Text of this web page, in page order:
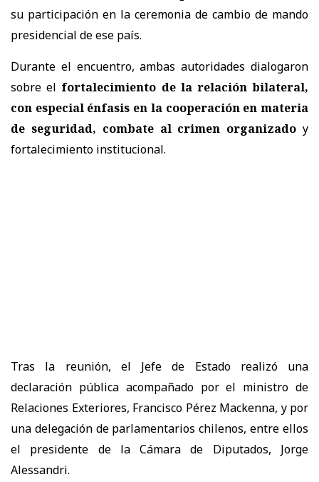
su participación en la ceremonia de cambio de mando
presidencial de ese país.
Durante el encuentro, ambas autoridades dialogaron
sobre el fortalecimiento de la relación bilateral,
con especial énfasis en la cooperación en materia
de seguridad, combate al crimen organizado y
fortalecimiento institucional.
Tras la reunión, el Jefe de Estado realizó una
declaración pública acompañado por el ministro de
Relaciones Exteriores, Francisco Pérez Mackenna, y por
una delegación de parlamentarios chilenos, entre ellos
el presidente de la Cámara de Diputados, Jorge
Alessandri.